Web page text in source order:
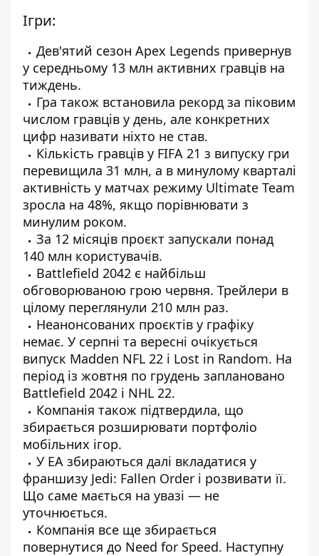
Ігри:
Дев'ятий сезон Apex Legends привернув
у середньому 13 млн активних гравців на
тиждень.
Гра також встановила рекорд за піковим
числом гравців у день, але конкретних
цифр називати ніхто не став.
Кількість гравців у FIFA 21 з випуску гри
перевищила 31 млн, а в минулому кварталі
активність у матчах режиму Ultimate Team
зросла на 48%, якщо порівнювати з
минулим роком.
За 12 місяців проєкт запускали понад
140 млн користувачів.
Battlefield 2042 є найбільш
обговорюваною грою червня. Трейлери в
цілому переглянули 210 млн раз.
Неанонсованих проєктів у графіку
немає. У серпні та вересні очікується
випуск Madden NFL 22 і Lost in Random. На
період із жовтня по грудень заплановано
Battlefield 2042 і NHL 22.
Компанія також підтвердила, що
збирається розширювати портфоліо
мобільних ігор.
У EA збираються далі вкладатися у
франшизу Jedi: Fallen Order і розвивати її.
Що саме мається на увазі — не
уточнюється.
Компанія все ще збирається
повернутися до Need for Speed. Наступну